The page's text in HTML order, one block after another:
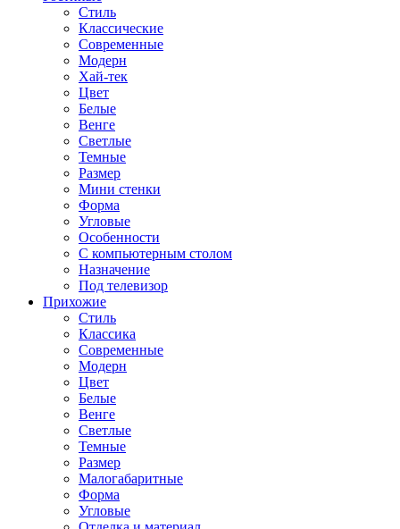
Стиль
Классические
Современные
Модерн
Хай-тек
Цвет
Белые
Венге
Светлые
Темные
Размер
Мини стенки
Форма
Угловые
Особенности
С компьютерным столом
Назначение
Под телевизор
Прихожие
Стиль
Классика
Современные
Модерн
Цвет
Белые
Венге
Светлые
Темные
Размер
Малогабаритные
Форма
Угловые